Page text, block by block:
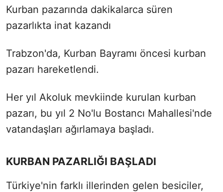
Kurban pazarında dakikalarca süren
pazarlıkta inat kazandı
Trabzon'da, Kurban Bayramı öncesi kurban
pazarı hareketlendi.
Her yıl Akoluk mevkiinde kurulan kurban
pazarı, bu yıl 2 No'lu Bostancı Mahallesi'nde
vatandaşları ağırlamaya başladı.
KURBAN PAZARLIĞI BAŞLADI
Türkiye'nin farklı illerinden gelen besiciler,